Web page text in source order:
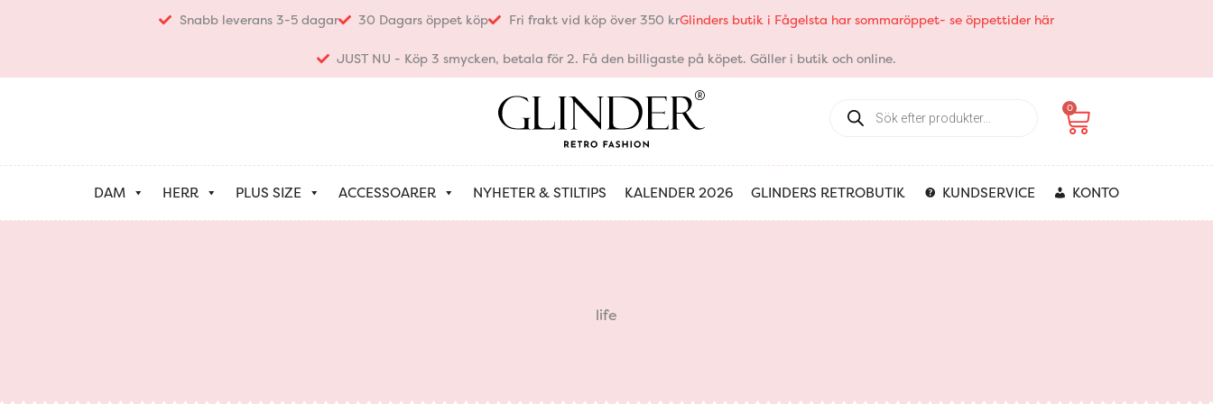
Snabb leverans 3-5 dagar 30 Dagars öppet köp Fri frakt vid köp över 350 krGlinders butik i Fågelsta har sommaröppet- se öppettider här
JUST NU - Köp 3 smycken, betala för 2. Få den billigaste på köpet. Gäller i butik och online.
search
0
Varukorg
DAM HERR PLUS SIZE ACCESSOARER NYHETER & STILTIPS KALENDER 2026 GLINDERS RETROBUTIK KUNDSERVICE KONTO
life